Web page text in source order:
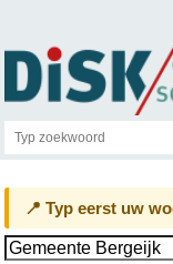
📍 Typ eerst uw